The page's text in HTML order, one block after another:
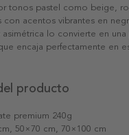
tonos pastel como beige,
acentos vibrantes en
lo convierte en
encaja perfectamente en
producto
premium 240g
50×70 cm, 70×100 cm